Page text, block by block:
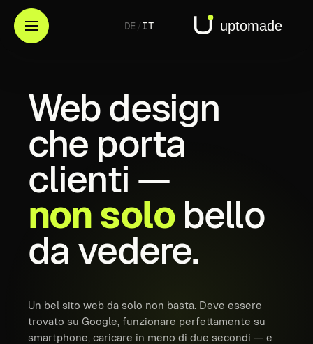
DE /IT
Web design
che porta
clienti —
non solo bello
da vedere.
Un bel sito web da solo non basta. Deve essere
trovato su Google, funzionare perfettamente su
smartphone, caricare in meno di due secondi — e